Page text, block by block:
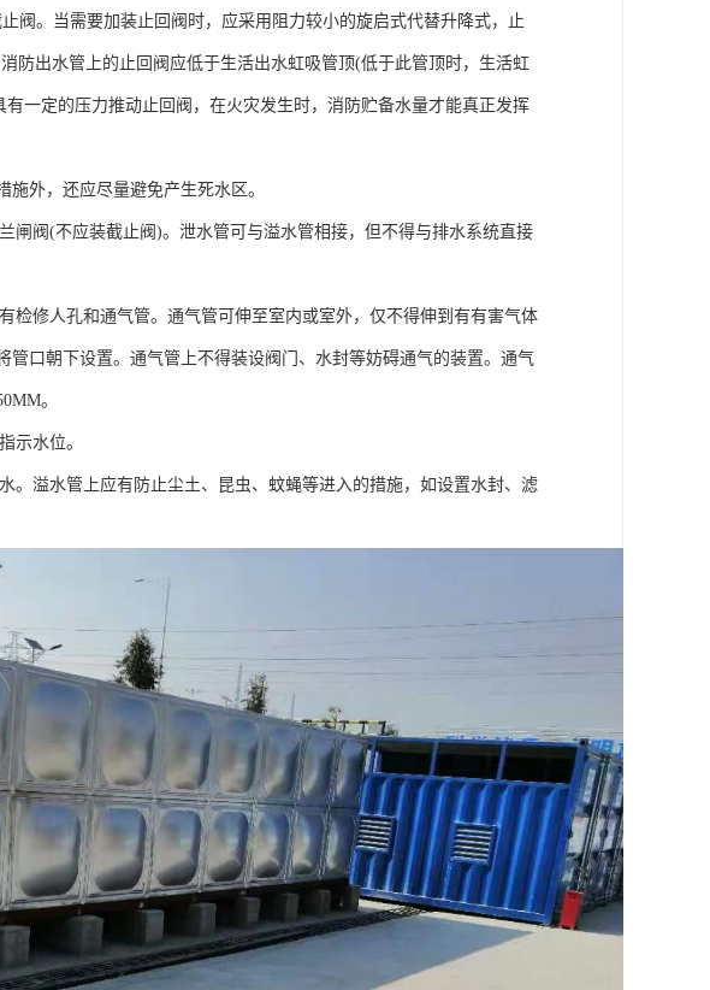
阀。当需要加装止回阀时，应采用阻力较小的旋启式代替升降式，止
防出水管上的止回阀应低于生活出水虹吸管顶(低于此管顶时，生活虹
一定的压力推动止回阀，在火灾发生时，消防贮备水量才能真正发挥
外，还应尽量避免产生死水区。
闸阀(不应装截止阀)。泄水管可与溢水管相接，但不得与排水系统直接
检修人孔和通气管。通气管可伸至室内或室外，仅不得伸到有有害气体
口朝下设置。通气管上不得装设阀门、水封等妨碍通气的装置。通气
。
示水位。
。溢水管上应有防止尘土、昆虫、蚊蝇等进入的措施，如设置水封、滤